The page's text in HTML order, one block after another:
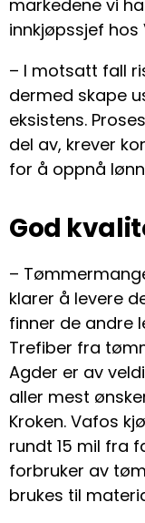
markedene vi
innkjøpssjef hos
– I motsatt fall
dermed skape
eksistens.
del av, krever
for å oppnå
God
–
klarer å levere
finner de andre
Trefiber fra
Agder er av
aller mest
Kroken. Vafos
rundt 15 mil fra
forbruker av
brukes til